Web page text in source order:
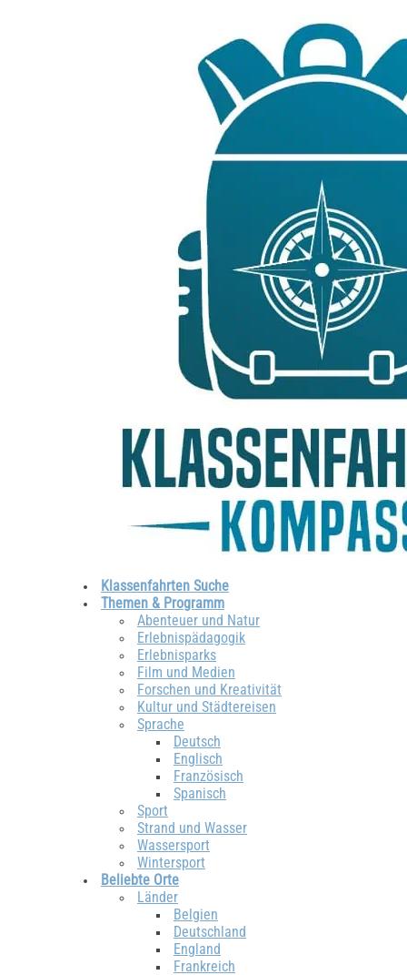
Klassenfahrten Suche
Themen & Programm
Abenteuer und Natur
Erlebnispädagogik
Erlebnisparks
Film und Medien
Forschen und Kreativität
Kultur und Städtereisen
Sprache
Deutsch
Englisch
Französisch
Spanisch
Sport
Strand und Wasser
Wassersport
Wintersport
Beliebte Orte
Länder
Belgien
Deutschland
England
Frankreich